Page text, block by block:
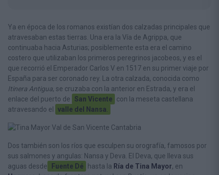
Ya en época de los romanos existían dos calzadas principales que
atravesaban estas tierras. Una era la Vía de Agrippa, que
continuaba hacia Asturias; posiblemente esta era el camino
costero que utilizaban los primeros peregrinos jacobeos, y es el
que recorrió el Emperador Carlos V en 1517 en su primer viaje por
España para ser coronado rey. La otra calzada, conocida como
Itinera Antigua, se cruzaba con la anterior en Estrada, y era el
enlace del puerto de
San Vicente
con la meseta castellana
atravesando el
valle del Nansa
Dos también son los ríos que esculpen su orografía, famosos por
sus salmones y angulas: Nansa y Deva. El Deva, que lleva sus
aguas desde
Fuente Dé hasta la Ría de Tina Mayor, en